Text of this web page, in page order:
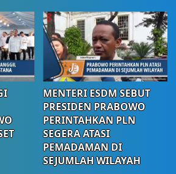
MENTERI ESDM SEBUT
PRESIDEN PRABOWO
PERINTAHKAN PLN
SEGERA ATASI
PEMADAMAN DI
SEJUMLAH WILAYAH